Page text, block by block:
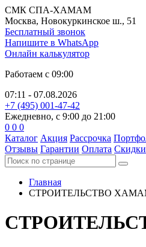
СМК СПА-ХАМАМ
Москва, Новокуркинское ш., 51
Бесплатный звонок
Напишите в WhatsApp
Онлайн калькулятор
Работаем с 09:00
07:11 - 07.08.2026
+7 (495) 001-47-42
Ежедневно, с 9:00 до 21:00
0 0 0
Каталог Акция Рассрочка
Отзывы Гарантии Оплата Скидки
Главная
СТРОИТЕЛЬСТВО